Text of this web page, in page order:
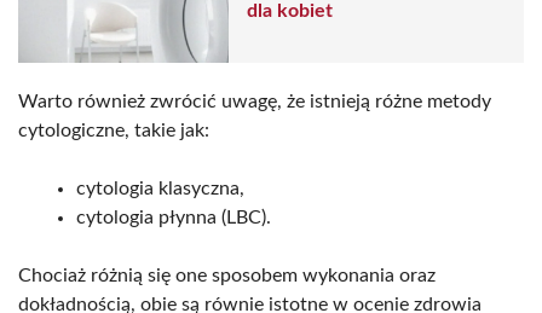
dla kobiet
Warto również zwrócić uwagę, że istnieją różne metody
cytologiczne, takie jak:
cytologia klasyczna,
cytologia płynna (LBC).
Chociaż różnią się one sposobem wykonania oraz
dokładnością, obie są równie istotne w ocenie zdrowia